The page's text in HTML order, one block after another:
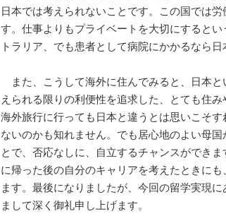
日本では考えられないことです。この国では
す。仕事よりもプライベートを大切にすると
トラリア、でも患者として病院にかかるなら
また、こうして海外に住んでみると、日本
えられる限りの利便性を追求した、とても住
海外旅行に行っても日本と違うとは思いこそ
ないのかも知れません。でも居心地のよい母
とで、否応なしに、自立するチャンスができ
に帰った後の自分のキャリアを考えたときに
ます。最後になりましたが、今回の留学実現
まして深く御礼申し上げます。